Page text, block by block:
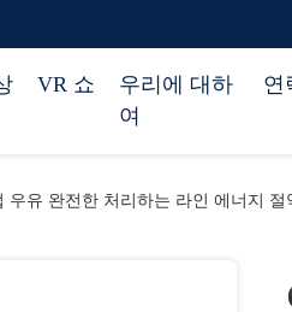
VR 쇼
우리에 대하
여
연
우유 완전한 처리하는 라인 에너지 절